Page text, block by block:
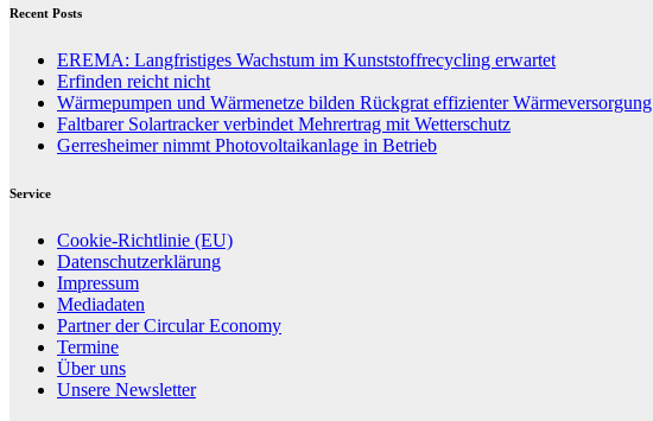
Recent Posts
EREMA: Langfristiges Wachstum im Kunststoffrecycling erwartet
Erfinden reicht nicht
Wärmepumpen und Wärmenetze bilden Rückgrat effizienter Wärmeversorgung
Faltbarer Solartracker verbindet Mehrertrag mit Wetterschutz
Gerresheimer nimmt Photovoltaikanlage in Betrieb
Service
Cookie-Richtlinie (EU)
Datenschutzerklärung
Impressum
Mediadaten
Partner der Circular Economy
Termine
Über uns
Unsere Newsletter